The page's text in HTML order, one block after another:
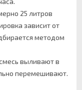
25 литров
зависит от
методом
выливают в
перемешивают.